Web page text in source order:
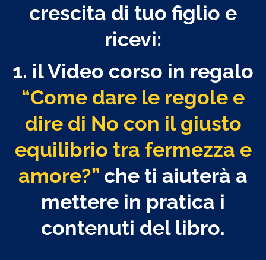
crescita di tuo figlio e
ricevi:
1. il Video corso in regalo
“Come dare le regole e
dire di No con il giusto
equilibrio tra fermezza e
amore?” che ti aiuterà a
mettere in pratica i
contenuti del libro.